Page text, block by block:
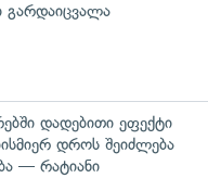
გარდაიცვალა
დადებითი ეფექტი
დროს შეიძლება
— რატიანი